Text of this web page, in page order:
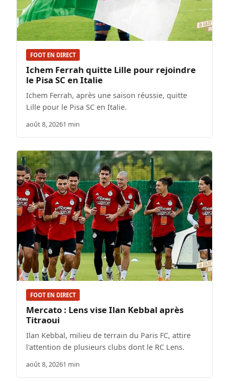
FOOT EN DIRECT
Ichem Ferrah quitte Lille pour rejoindre
le Pisa SC en Italie
Ichem Ferrah, après une saison réussie, quitte
Lille pour le Pisa SC en Italie.
août 8, 20261 min
FOOT EN DIRECT
Mercato : Lens vise Ilan Kebbal après
Titraoui
Ilan Kebbal, milieu de terrain du Paris FC, attire
l'attention de plusieurs clubs dont le RC Lens.
août 8, 20261 min